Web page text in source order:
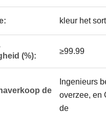
kleur het
(%):
≥99.99
de
Ingenieurs
overzee, en
de